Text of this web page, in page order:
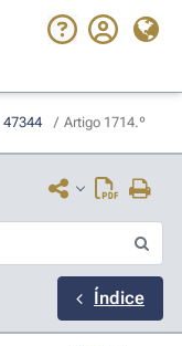
47344 / Artigo 1714.º
Índice